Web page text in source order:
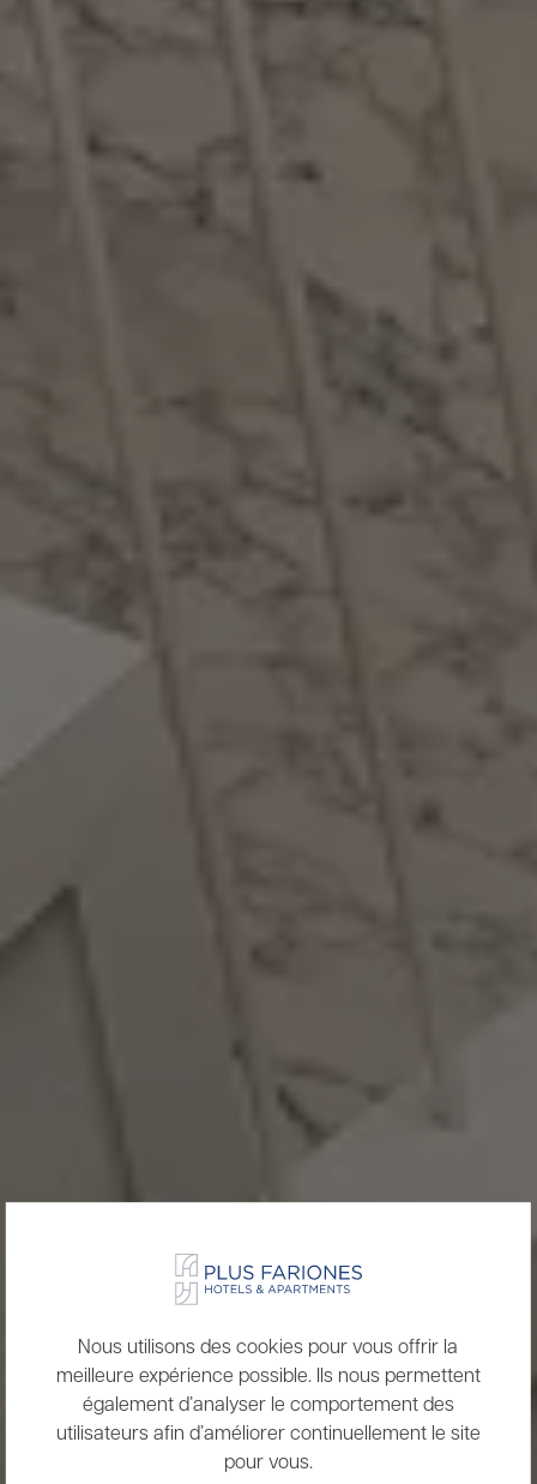
Nous utilisons des cookies pour vous offrir la
meilleure expérience possible. Ils nous permettent
également d’analyser le comportement des
utilisateurs afin d’améliorer continuellement le site
pour vous.